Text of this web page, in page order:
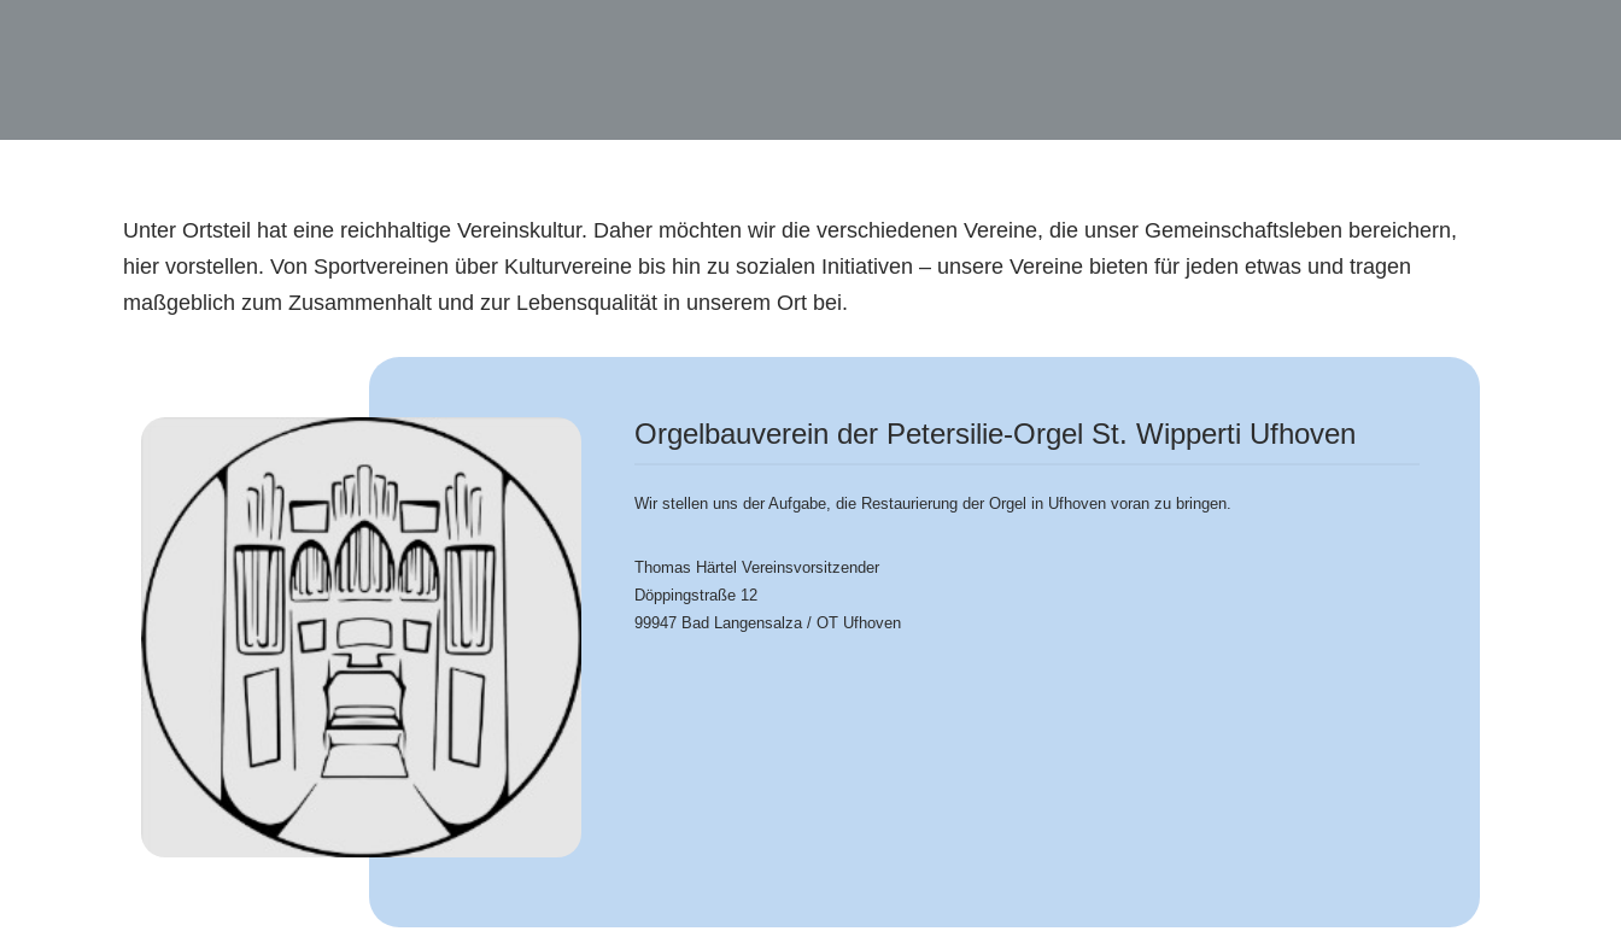
Unter Ortsteil hat eine reichhaltige Vereinskultur. Daher möchten wir die verschiedenen Vereine, die unser Gemeinschaftsleben bereichern,
hier vorstellen. Von Sportvereinen über Kulturvereine bis hin zu sozialen Initiativen – unsere Vereine bieten für jeden etwas und tragen
maßgeblich zum Zusammenhalt und zur Lebensqualität in unserem Ort bei.
Orgelbauverein der Petersilie-Orgel St. Wipperti Ufhoven
Wir stellen uns der Aufgabe, die Restaurierung der Orgel in Ufhoven voran zu bringen.
Thomas Härtel Vereinsvorsitzender
Döppingstraße 12
99947 Bad Langensalza / OT Ufhoven